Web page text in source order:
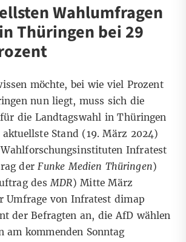
Wahlumfragen
Thüringen bei 29
möchte, bei wie viel Prozent
nun liegt, muss sich die
die Landtagswahl in Thüringen
aktuellste Stand (19. März 2024)
Infratest
derFunke Medien Thüringen)
desMDR) Mitte März
Umfrage von Infratest dimap
der Befragten an, die AfD wählen
am kommenden Sonntag